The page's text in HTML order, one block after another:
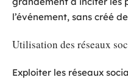
l’événement, sans créé
Utilisation des réseaux
Exploiter les réseaux